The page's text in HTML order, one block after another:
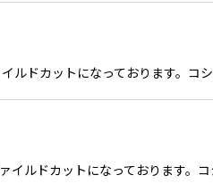
ドカットになっております。コ
ルドカットになっております。コ